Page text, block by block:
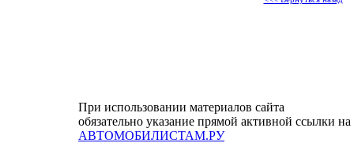
При использовании материалов сайта
обязательно указание прямой активной ссылки на
АВТОМОБИЛИСТАМ.РУ